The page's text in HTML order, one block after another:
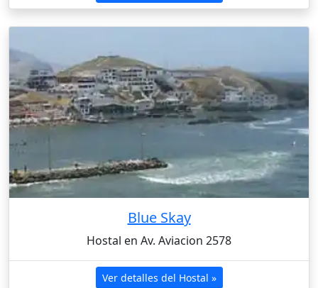
Blue Skay
Hostal en Av. Aviacion 2578
Ver detalles del Hostal »